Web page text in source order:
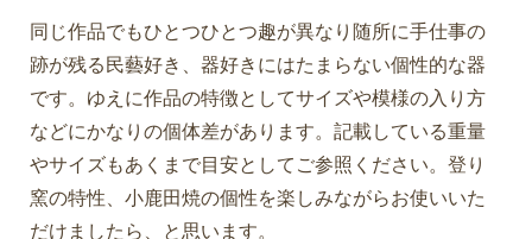
同じ作品でもひとつひとつ趣が異なり随所に手仕事の
跡が残る民藝好き、器好きにはたまらない個性的な器
です。ゆえに作品の特徴としてサイズや模様の入り方
などにかなりの個体差があります。記載している重量
やサイズもあくまで目安としてご参照ください。登り
窯の特性、小鹿田焼の個性を楽しみながらお使いいた
だけましたら、と思います。